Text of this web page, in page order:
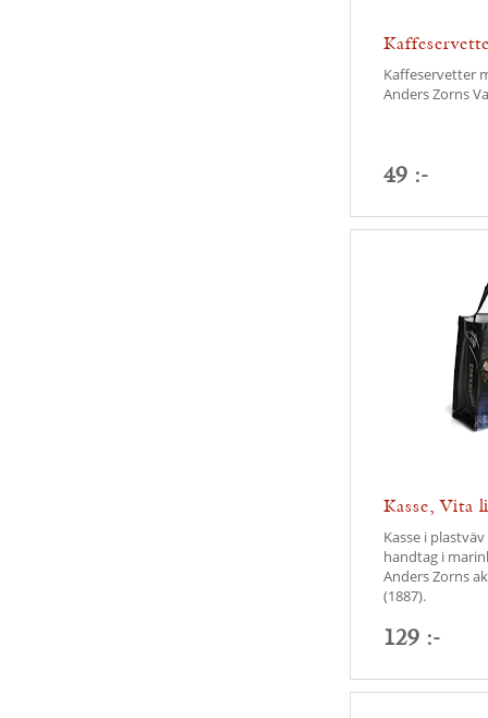
Kaffeservetter
Anders Zorns
49 :-
Kasse, Vita
Kasse i
handtag i
Anders Zorns
(1887).
129 :-